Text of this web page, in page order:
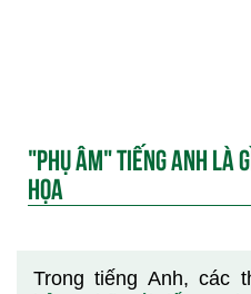
"PHỤ ÂM" TIẾNG ANH LÀ
HỌA
Trong tiếng Anh, các